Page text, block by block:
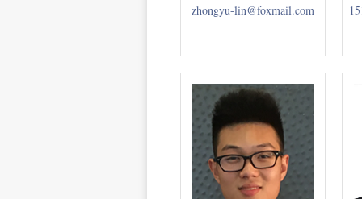
zhongyu-lin@foxmail.com